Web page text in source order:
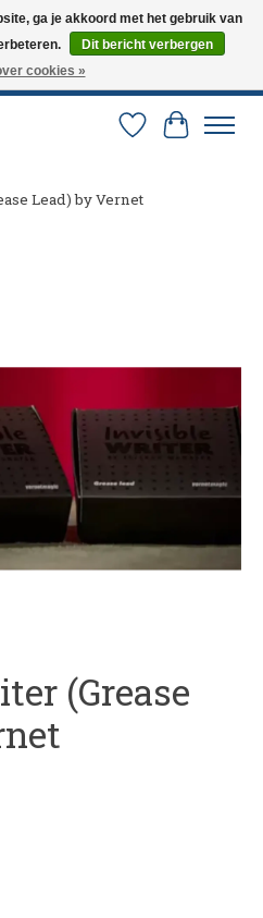
verzending via PostNL en DHL.
om een afspraak te maken. 0251-
Verlanglijst
Lead) by Vernet
(Grease
is
ga je akkoord met het gebruik van
Dit bericht verbergen
cookies »